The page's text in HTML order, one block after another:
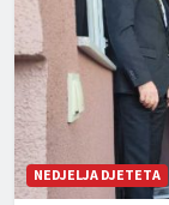
NEDJELJA DJETETA